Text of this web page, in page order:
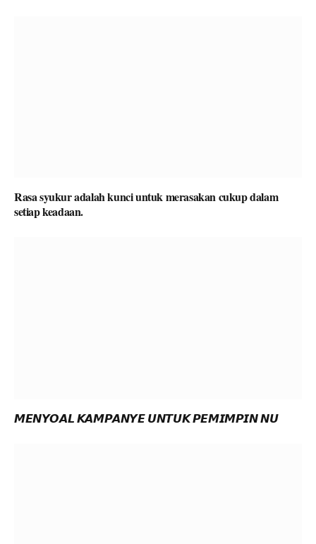
Rasa syukur adalah kunci untuk merasakan cukup dalam
setiap keadaan.
𝙈𝙀𝙉𝙔𝙊𝘼𝙇 𝙆𝘼𝙈𝙋𝘼𝙉𝙔𝙀 𝙐𝙉𝙏𝙐𝙆 𝙋𝙀𝙈𝙄𝙈𝙋𝙄𝙉 𝙉𝙐